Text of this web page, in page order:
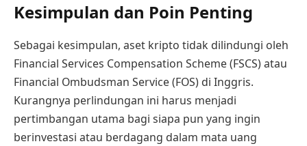
Kesimpulan dan Poin Penting
Sebagai kesimpulan, aset kripto tidak dilindungi oleh
Financial Services Compensation Scheme (FSCS) atau
Financial Ombudsman Service (FOS) di Inggris.
Kurangnya perlindungan ini harus menjadi
pertimbangan utama bagi siapa pun yang ingin
berinvestasi atau berdagang dalam mata uang